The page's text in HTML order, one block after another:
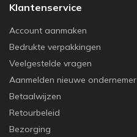
Klantenservice
Account aanmaken
Bedrukte verpakkingen
Veelgestelde vragen
Aanmelden nieuwe ondernemer
Betaalwijzen
Retourbeleid
Bezorging